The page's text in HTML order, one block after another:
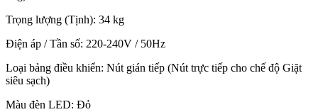
Trọng lượng (Tịnh): 34 kg
Điện áp / Tần số: 220-240V / 50Hz
Loại bảng điều khiển: Nút gián tiếp (Nút trực tiếp cho chế độ Giặt
siêu sạch)
Màu đèn LED: Đỏ